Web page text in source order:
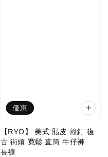
優惠
【RYO】 美式 貼皮 撞釘 復
古 街頭 寬鬆 直筒 牛仔褲
長褲